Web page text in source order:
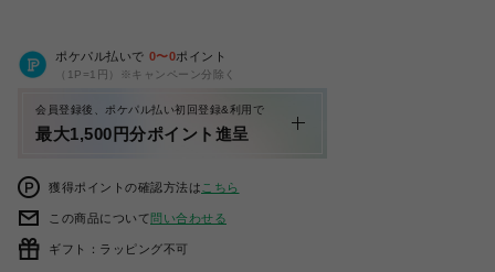
ポケパル払いで 0〜0ポイント
（1P=1円）※キャンペーン分除く
会員登録後、ポケパル払い初回登録&利用で
最大1,500円分ポイント進呈
獲得ポイントの確認方法は こちら
この商品について問い合わせる
ギフト：ラッピング不可